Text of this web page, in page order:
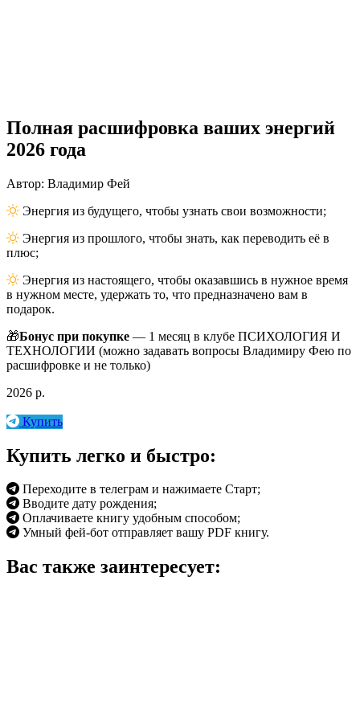
Полная расшифровка ваших энергий
2026 года
Автор: Владимир Фей
Энергия из будущего, чтобы узнать свои возможности;
Энергия из прошлого, чтобы знать, как переводить её в
плюс;
Энергия из настоящего, чтобы оказавшись в нужное время
в нужном месте, удержать то, что предназначено вам в
подарок.
🎁Бонус при покупке — 1 месяц в клубе ПСИХОЛОГИЯ И
ТЕХНОЛОГИИ (можно задавать вопросы Владимиру Фею по
расшифровке и не только)
2026 р.
Купить
Купить легко и быстро:
Переходите в телеграм и нажимаете Старт;
Вводите дату рождения;
Оплачиваете книгу удобным способом;
Умный фей-бот отправляет вашу PDF книгу.
Вас также заинтересует: